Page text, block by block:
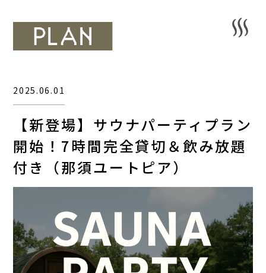
【新登場】サウナパーティプラン
開始！7時間完全貸切＆飲み放題
付き（那須ユートピア）
2025.06.01